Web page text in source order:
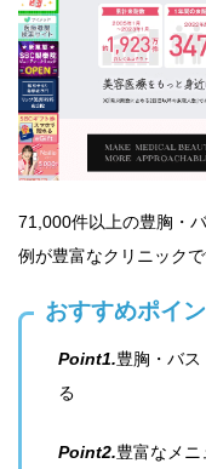
71,000件以上の豊胸・
例が豊富なクリニックで
おすすめポイ
Point1.豊胸・バ
る
Point2.豊富なメ